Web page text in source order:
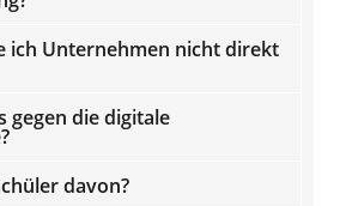
ich Unternehmen nicht direkt
gegen die digitale
davon?